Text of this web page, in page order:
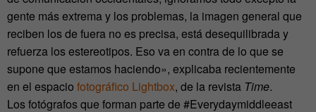
gente más extrema y los problemas, la imagen general que
reciben los de fuera no es precisa, está desequilibrada y
refuerza los estereotipos. Eso va en contra de lo que se
supone que estamos haciendo», explicaba recientemente
en el espacio fotográfico Lightbox, de la revista Time.
Los fotógrafos que forman parte de #Everydaymiddleeast